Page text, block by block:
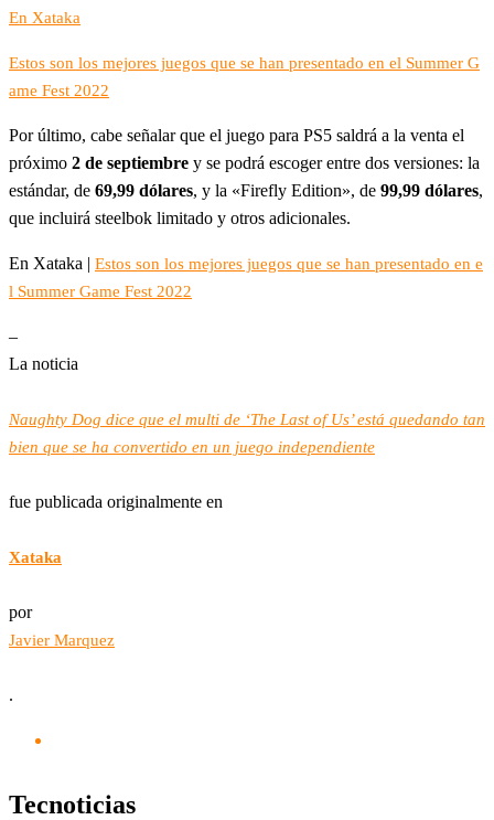
En Xataka
Estos son los mejores juegos que se han presentado en el Summer G
ame Fest 2022
Por último, cabe señalar que el juego para PS5 saldrá a la venta el
próximo 2 de septiembre y se podrá escoger entre dos versiones: la
estándar, de 69,99 dólares, y la «Firefly Edition», de 99,99 dólares,
que incluirá steelbok limitado y otros adicionales.
En Xataka | Estos son los mejores juegos que se han presentado en e
l Summer Game Fest 2022
–
La noticia
Naughty Dog dice que el multi de ‘The Last of Us’ está quedando tan
bien que se ha convertido en un juego independiente
fue publicada originalmente en
Xataka
por
Javier Marquez
.
Tecnoticias